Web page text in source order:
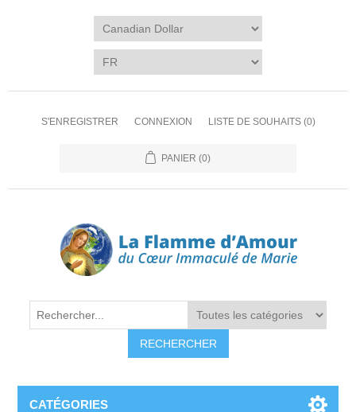
S'ENREGISTRER CONNEXION LISTE DE SOUHAITS (0)
PANIER (0)
RECHERCHER
CATÉGORIES